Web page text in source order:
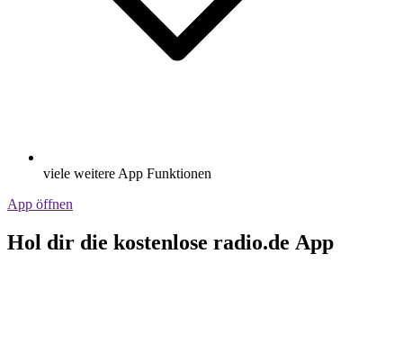
viele weitere App Funktionen
App öffnen
Hol dir die kostenlose radio.de App